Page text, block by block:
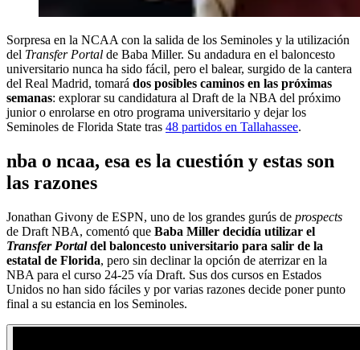
Sorpresa en la NCAA con la salida de los Seminoles y la utilización
del Transfer Portal de Baba Miller. Su andadura en el baloncesto
universitario nunca ha sido fácil, pero el balear, surgido de la cantera
del Real Madrid, tomará dos posibles caminos en las próximas
semanas: explorar su candidatura al Draft de la NBA del próximo
junior o enrolarse en otro programa universitario y dejar los
Seminoles de Florida State tras 48 partidos en Tallahassee.
nba o ncaa, esa es la cuestión y estas son
las razones
Jonathan Givony de ESPN, uno de los grandes gurús de prospects
de Draft NBA, comentó que Baba Miller decidía utilizar el
Transfer Portaldel baloncesto universitario para salir de la
estatal de Florida, pero sin declinar la opción de aterrizar en la
NBA para el curso 24-25 vía Draft. Sus dos cursos en Estados
Unidos no han sido fáciles y por varias razones decide poner punto
final a su estancia en los Seminoles.